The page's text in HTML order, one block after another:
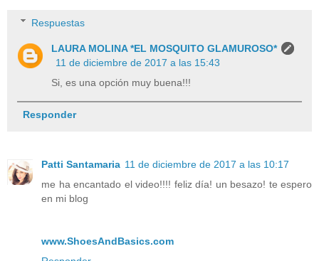
Respuestas
LAURA MOLINA *EL MOSQUITO GLAMUROSO*
11 de diciembre de 2017 a las 15:43
Si, es una opción muy buena!!!
Responder
Patti Santamaria 11 de diciembre de 2017 a las 10:17
me ha encantado el video!!!! feliz día! un besazo! te espero
en mi blog
www.ShoesAndBasics.com